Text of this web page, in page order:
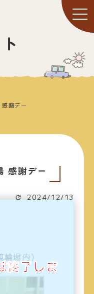
謝デー
感謝デー
2024/12/13
場内）
終了しま